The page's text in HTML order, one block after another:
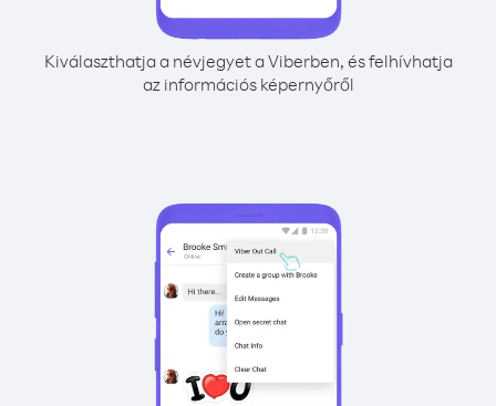
Kiválaszthatja a névjegyet a Viberben, és felhívhatja
az információs képernyőről